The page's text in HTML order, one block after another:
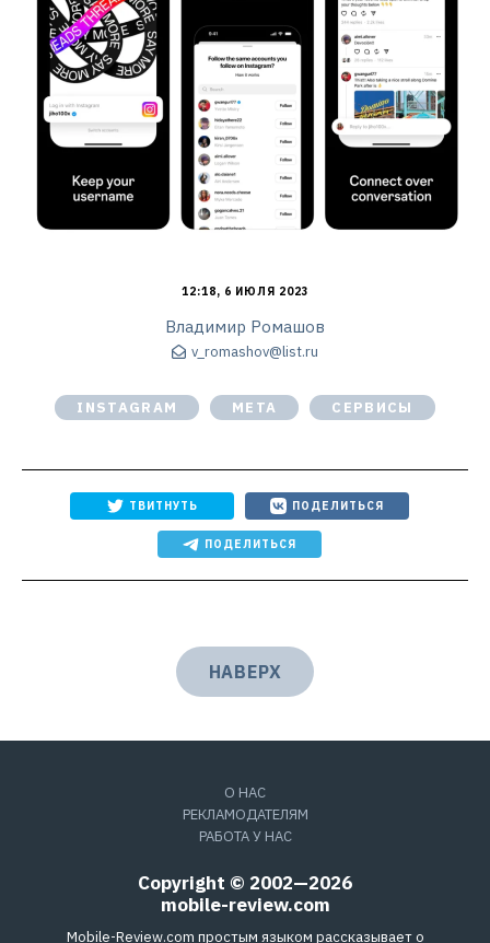
12:18, 6 ИЮЛЯ 2023
Владимир Ромашов
v_romashov@list.ru
INSTAGRAM META СЕРВИСЫ
ТВИТНУТЬ ПОДЕЛИТЬСЯ
ПОДЕЛИТЬСЯ
НАВЕРХ
О НАС
РЕКЛАМОДАТЕЛЯМ
РАБОТА У НАС
Copyright © 2002—2026
mobile-review.com
Mobile-Review.com простым языком рассказывает о